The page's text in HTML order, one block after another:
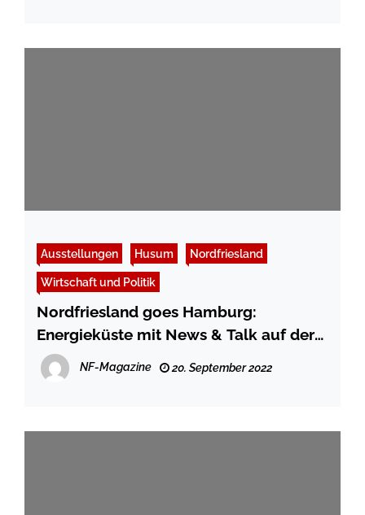
Ausstellungen Husum Nordfriesland
Wirtschaft und Politik
Nordfriesland goes Hamburg:
Energieküste mit News & Talk auf der
WindEnergy
NF-Magazine 20. September 2022